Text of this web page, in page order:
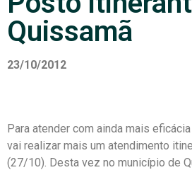
Quissamã
23/10/2012
Para atender com ainda mais eficácia
vai realizar mais um atendimento
(27/10). Desta vez no município de